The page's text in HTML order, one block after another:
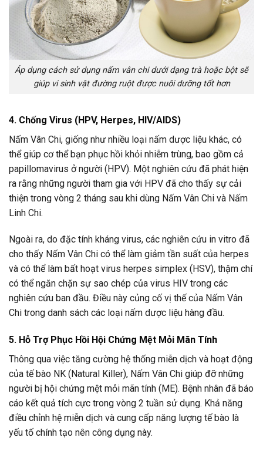
Áp dụng cách sử dụng nấm vân chi dưới dạng trà hoặc bột sẽ
giúp vi sinh vật đường ruột được nuôi dưỡng tốt hơn
4. Chống Virus (HPV, Herpes, HIV/AIDS)
Nấm Vân Chi, giống như nhiều loại nấm dược liệu khác, có
thể giúp cơ thể bạn phục hồi khỏi nhiễm trùng, bao gồm cả
papillomavirus ở người (HPV). Một nghiên cứu đã phát hiện
ra rằng những người tham gia với HPV đã cho thấy sự cải
thiện trong vòng 2 tháng sau khi dùng Nấm Vân Chi và Nấm
Linh Chi.
Ngoài ra, do đặc tính kháng virus, các nghiên cứu in vitro đã
cho thấy Nấm Vân Chi có thể làm giảm tần suất của herpes
và có thể làm bất hoạt virus herpes simplex (HSV), thậm chí
có thể ngăn chặn sự sao chép của virus HIV trong các
nghiên cứu ban đầu. Điều này củng cố vị thế của Nấm Vân
Chi trong danh sách các loại nấm dược liệu hàng đầu.
5. Hỗ Trợ Phục Hồi Hội Chứng Mệt Mỏi Mãn Tính
Thông qua việc tăng cường hệ thống miễn dịch và hoạt động
của tế bào NK (Natural Killer), Nấm Vân Chi giúp đỡ những
người bị hội chứng mệt mỏi mãn tính (ME). Bệnh nhân đã báo
cáo kết quả tích cực trong vòng 2 tuần sử dụng. Khả năng
điều chỉnh hệ miễn dịch và cung cấp năng lượng tế bào là
yếu tố chính tạo nên công dụng này.